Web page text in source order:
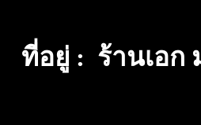
ที่อยู่ : ร้านเอก